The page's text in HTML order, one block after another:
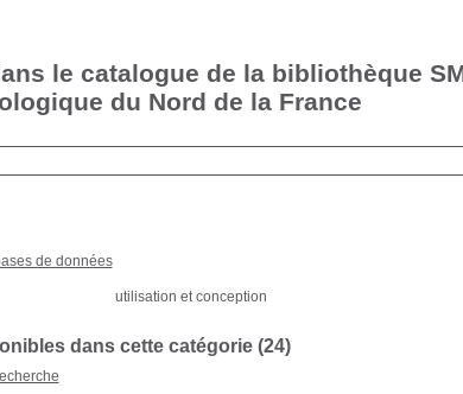
le catalogue de la bibliothèque
du Nord de la France
de données
utilisation et conception
dans cette catégorie (24)